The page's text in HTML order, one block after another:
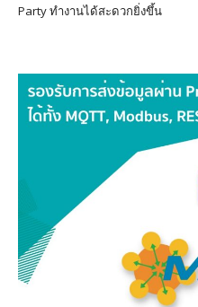
Partyทำงานได้สะดวกยิ่งขึ้น